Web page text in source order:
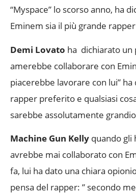
“Myspace” lo scorso anno, ha
Eminem sia il più grande
Demi Lovato ha dichiarato un
amerebbe collaborare con
piacerebbe lavorare con lui” ha
rapper preferito e qualsiasi
sarebbe assolutamente
Machine Gun Kelly quando gli
avrebbe mai collaborato con
fa, lui ha dato una chiara
pensa del rapper: ” secondo